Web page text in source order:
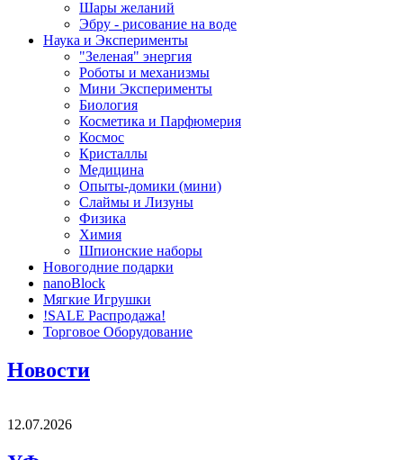
Шары желаний
Эбру - рисование на воде
Наука и Эксперименты
"Зеленая" энергия
Роботы и механизмы
Мини Эксперименты
Биология
Косметика и Парфюмерия
Космос
Кристаллы
Медицина
Опыты-домики (мини)
Слаймы и Лизуны
Физика
Химия
Шпионские наборы
Новогодние подарки
nanoBlock
Мягкие Игрушки
!SALE Распродажа!
Торговое Оборудование
Новости
12.07.2026